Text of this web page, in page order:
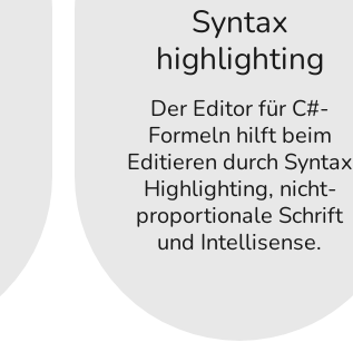
Syntax
highlighting
Der Editor für C#-
Formeln hilft beim
Editieren durch Syntax
Highlighting, nicht-
proportionale Schrift
und Intellisense.